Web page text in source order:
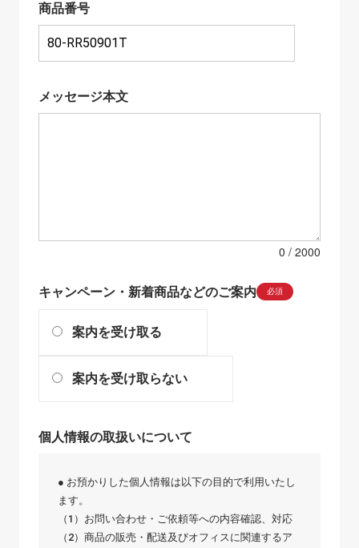
商品番号
メッセージ本文
0
キャンペーン・新着商品などのご案内 必須
案内を受け取る
案内を受け取らない
個人情報の取扱いについて
● お預かりした個人情報は以下の目的で利用いたし
ます。
（1）お問い合わせ・ご依頼等への内容確認、対応
（2）商品の販売・配送及びオフィスに関連するア